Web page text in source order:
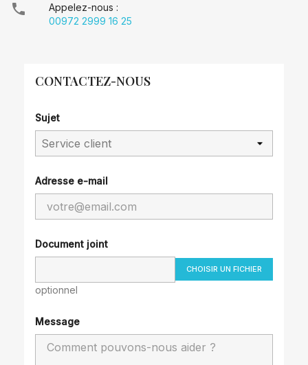

Appelez-nous :
00972 2999 16 25
CONTACTEZ-NOUS
Sujet
Adresse e-mail
Document joint
CHOISIR UN FICHIER
optionnel
Message